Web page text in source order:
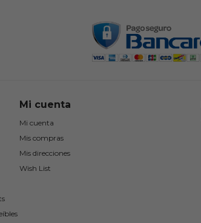
Mi cuenta
Mi cuenta
Mis compras
Mis direcciones
Wish List